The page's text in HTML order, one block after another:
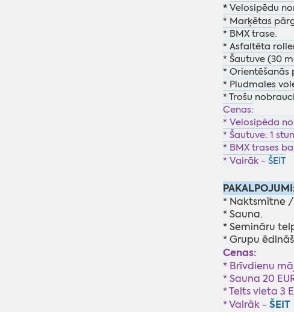
* Velosipēdu
* Marķētas
* BMX trase.
* Asfaltēta
* Šautuve (30
* Orientēšanās
* Pludmales
* Trošu
Cenas:
* Velosipēda
* Šautuve: 1
* BMX trases
* Vairāk - ŠEIT
* Naktsmītne /
* Sauna.
* Semināru
* Grupu
Cenas:
* Brīvdienu
* Sauna 20
* Telts vieta 3
* Vairāk -ŠEIT